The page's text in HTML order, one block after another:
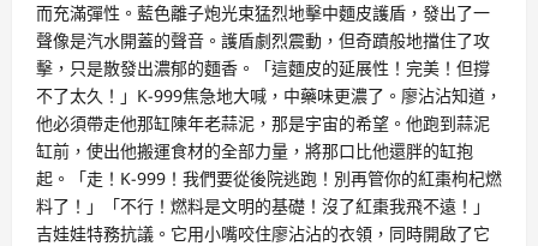
而充滿彈性。藍色離子炮光束猛烈地擊中麵皮護盾，發出了一
聲像是汽水開蓋的聲音。護盾劇烈震動，但奇蹟般地擋住了攻
擊，只是散發出濃郁的麵香。「這麵皮的延展性！完美！但撐
不了太久！」K-999焦急地大喊，中藥味更濃了。廖沾沾知道，
他必須帶走他那缸陳年老蒜泥，那是宇宙的希望。他跑到蒜泥
缸前，使出他搬運食材的全部力量，將那口比他還胖的缸抱
起。「走！K-999！我們要從後院逃跑！別再管你的紅棗枸杞燃
料了！」「不行！燃料是文明的基礎！沒了紅棗我飛不遠！」
吉娃娃特務抗議。它用小嘴咬住廖沾沾的衣領，同時開啟了它